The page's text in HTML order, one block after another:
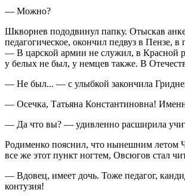
— Можно?
Шкворнев пододвинул папку. Отыскав
педагогическое, окончил педвуз в Пензе,
— В царской армии не служил, в Красной
у белых не был, у немцев также. В
— Не был... — с улыбкой закончила
— Осечка, Татьяна Константиновна!
— Да что вы? — удивленно расширила
Родименко пояснил, что нынешним летом
все же этот пункт ногтем, Овсюгов стал
— Вдовец, имеет дочь. Тоже педагог,
контузия!